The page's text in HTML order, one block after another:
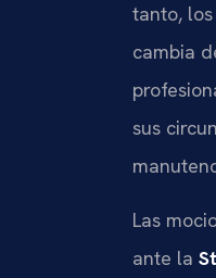
tanto,
cambia
sus
Las
ante la